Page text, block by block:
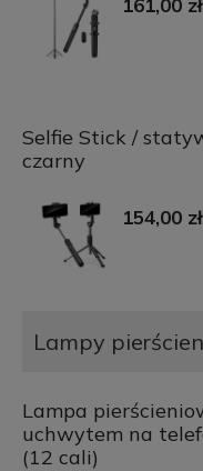
161,00 zł
Selfie Stick /
czarny
154,00 zł
Lampy
Lampa
uchwytem na
(12 cali)